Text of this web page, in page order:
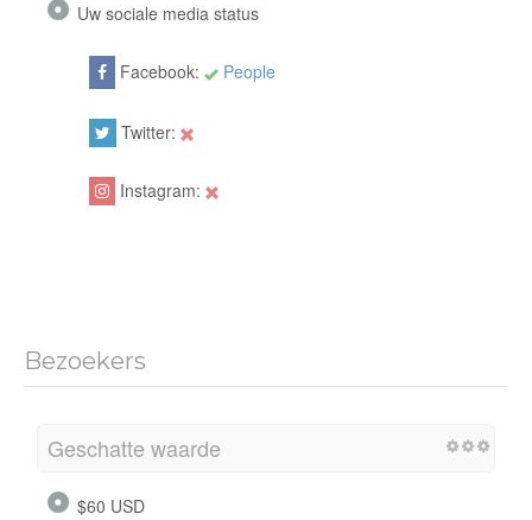
Uw sociale media status
Facebook: People
Twitter:
Instagram:
Bezoekers
Geschatte waarde
$60 USD